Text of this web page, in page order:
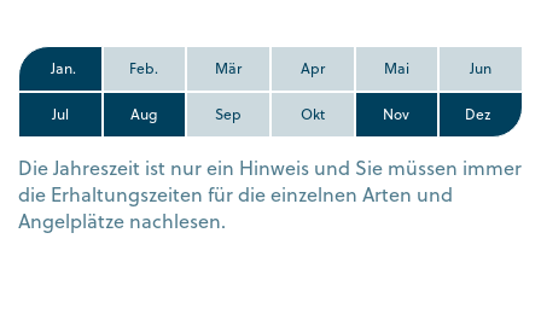
Jan. Feb. Mär Apr Mai Jun
Jul Aug Sep Okt Nov Dez
Die Jahreszeit ist nur ein Hinweis und Sie müssen immer
die Erhaltungszeiten für die einzelnen Arten und
Angelplätze nachlesen.